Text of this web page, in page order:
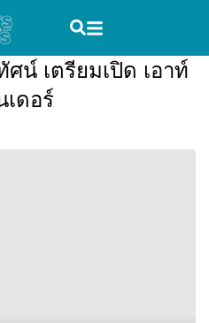
น์ เตรียมเปิด เอาท์
เดอร์